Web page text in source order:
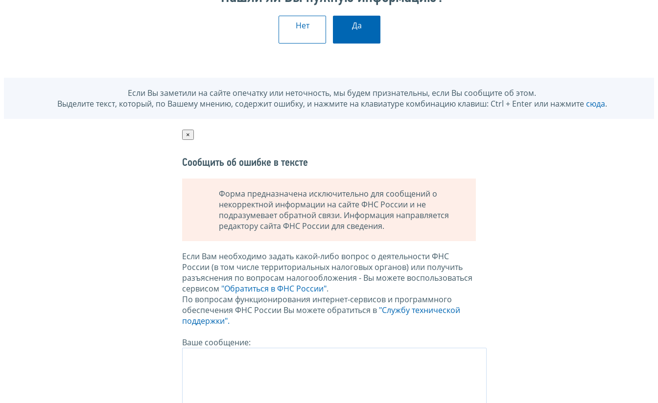
Нет Да
Если Вы заметили на сайте опечатку или неточность, мы будем признательны, если Вы сообщите об этом.
Выделите текст, который, по Вашему мнению, содержит ошибку, и нажмите на клавиатуре комбинацию клавиш: Ctrl + Enter или нажмите сюда.
×
Сообщить об ошибке в тексте
Форма предназначена исключительно для сообщений о
некорректной информации на сайте ФНС России и не
подразумевает обратной связи. Информация направляется
редактору сайта ФНС России для сведения.
Если Вам необходимо задать какой-либо вопрос о деятельности ФНС
России (в том числе территориальных налоговых органов) или получить
разъяснения по вопросам налогообложения - Вы можете воспользоваться
сервисом "Обратиться в ФНС России".
По вопросам функционирования интернет-сервисов и программного
обеспечения ФНС России Вы можете обратиться в "Службу технической
поддержки".
Ваше сообщение: